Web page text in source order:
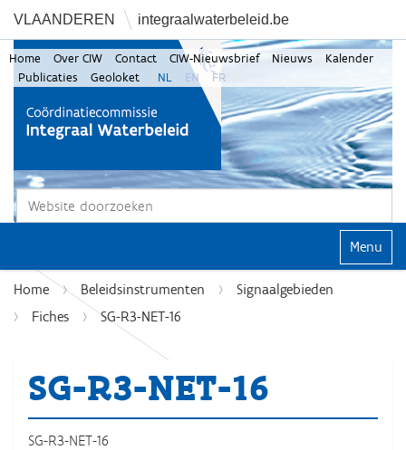
VLAANDEREN integraalwaterbeleid.be
Zoek
Home Over CIW Contact CIW-Nieuwsbrief Nieuws
Kalender
Publicaties
Geoloket NL EN FR
Klap
Home Beleidsinstrumenten
Signaalgebieden
Fiches
SG-R3-NET-16
SG-R3-NET-16
SG-R3-NET-16